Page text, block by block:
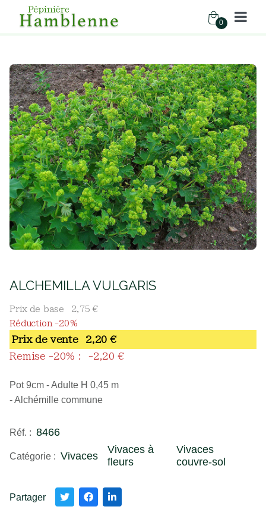
0
Accueil Boutique
Vivaces
ALCHEMILLA VULGARIS
ALCHEMILLA VULGARIS
Prix de base
2,75 €
Réduction -20%
Prix ​​de vente
2,20 €
Remise -20% :
-2,20 €
Pot 9cm - Adulte H 0,45 m
- Alchémille commune
Réf. : 8466
Catégorie : Vivaces
Vivaces à
fleurs
Vivaces
couvre-sol
Partager